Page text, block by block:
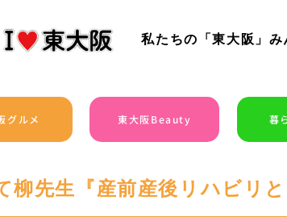
私たちの「東大阪」み
グルメ 東大阪Beauty 暮
柳先生『産前産後リハビリと